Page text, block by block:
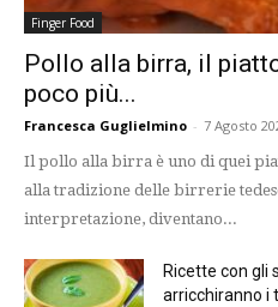
Finger Food
Pollo alla birra, il
poco più...
Francesca Guglielmino - 7 Agosto
Il pollo alla birra è uno di quei
alla tradizione delle birrerie
interpretazione, diventano...
Ricette con gli
arricchiranno i